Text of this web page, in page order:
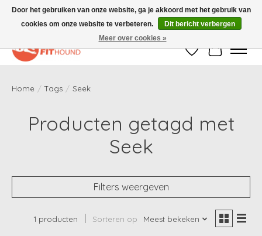
Gratis verzending vanaf €50,-
Verlanglijst
Home / Tags / Seek
Producten getagd met
Seek
Filters weergeven
1 producten Sorteren op Meest bekeken
Door het gebruiken van onze website, ga je akkoord met het gebruik van
cookies om onze website te verbeteren.
Dit bericht verbergen
Meer over cookies »